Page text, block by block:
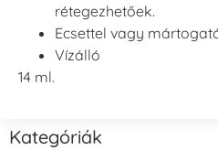
rétegezhetőek.
Ecsettel vagy
Vízálló
14 ml.
Kategóriák